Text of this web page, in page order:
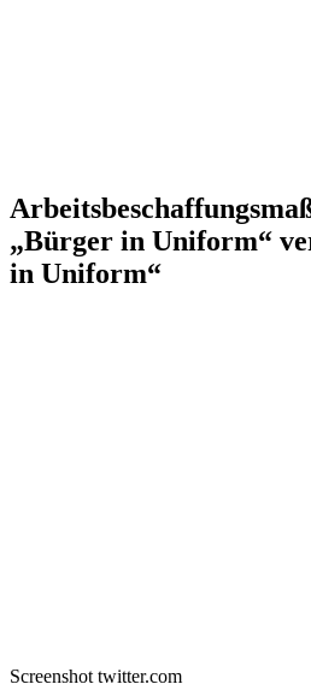
„Bürger in Uniform“
in Uniform“
Screenshot twitter.com